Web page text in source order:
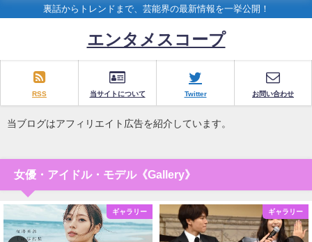
裏話からトレンドまで、芸能界の最新情報を一挙公開！
エンタメスコープ
RSS 当サイトについて Twitter お問い合わせ
当ブログはアフィリエイト広告を紹介しています。
女優・アイドル・モデル《Gallery》
ギャラリー ギャラリー